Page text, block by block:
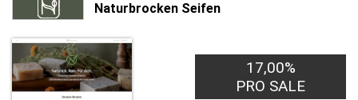
Naturbrocken Seifen
17,00%
PRO SALE